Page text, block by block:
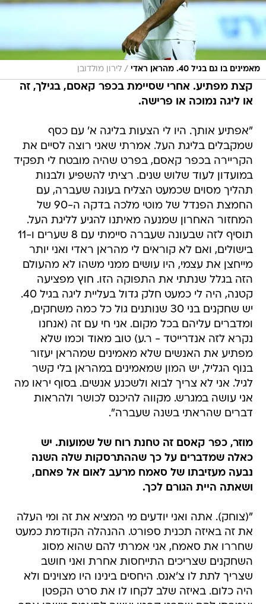
מאמינים בו גם בגיל 40. מהראן ראדי / לירון מולדובן
קצת מפתיע. אחרי שסיימת בכפר קאסם, בגילך, זה
או ליגה נמוכה או פרישה.
"אפתיע אותך. היו לי הצעות בליגה א' עם כסף
שמקבלים בליגת העל. אמרתי שאני רוצה לסיים את
הקריירה בכפר קאסם, בפרט שהיה מובטח לי תפקיד
במועדון לעוד שלוש שנים. רציתי להשפיע ולבנות
תהליך מסוים שכמעט הצליח בעונה שעברה, עם
החמצת הפנדל של מוטי מלכה בדקה ה-90 של
המחזור האחרון שמנעה מאיתנו להגיע לליגת העל.
תוסיף לזה שבעונה שעברה סיימתי עם 8 שערים ו-11
בישולים, ואם לא קוראים לי מהראן ראדי ואני יותר
מייחצן את עצמי, היו עושים ממני משהו לא מהעולם
הזה בגלל שנתתי את התפוקה הזו. חוץ מפציעה
קטנה, היה לי כמעט חלק גדול בעליית ליגה בגיל 40.
יש שחקנים בני 30 שנותנים גול כל כמה משחקים,
ומדברים עליהם בכל מקום. אני חי עם זה (אנחנו
נקרא לזה אנדרייטד - ר.ע) טוב מאוד וכמו שלא
מפתיע את האנשים שלא מאמינים שמהראן יעזור
בנוף הגליל, יש המון שמאמינים במהראן בלי קשר
לגיל. אני לא צריך לבוא ולשכנע אנשים. בסוף יראו מה
אני עושה במגרש. מקווה להיכנס לכושר ולהראות
דברים שהראתי בשנה שעברה".
מוזר, כפר קאסם זה טחנת רוח של שמועות. יש
כאלה שמדברים על כך שההתרסקות שלה השנה
נבעה מעזיבתו של סאמח מרעב לאום אל פאחם,
ושאתה היית הגורם לכך.
"(צוחק). אתה ואני יודעים מי המציא את זה ומי העלה
את זה באיזה תכנית ספורט. ההנהלה הקודמת כמעט
שחררו את סאמח, אני אמרתי להם שהוא מסוג
השחקנים שצריכים התייחסות אחרת ואני חושב
שצריך לתת לו צ'אנס. היחסים בינינו היו מצוינים ולא
היה כלום. באיזה שלב לקחו לו את סרט הקפטן